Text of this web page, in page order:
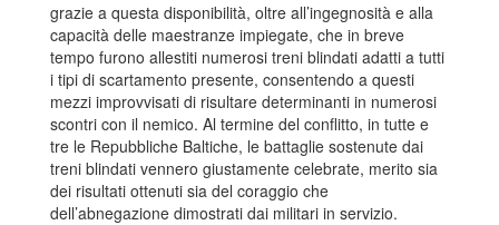
grazie a questa disponibilità, oltre all’ingegnosità e alla
capacità delle maestranze impiegate, che in breve
tempo furono allestiti numerosi treni blindati adatti a tutti
i tipi di scartamento presente, consentendo a questi
mezzi improvvisati di risultare determinanti in numerosi
scontri con il nemico. Al termine del conflitto, in tutte e
tre le Repubbliche Baltiche, le battaglie sostenute dai
treni blindati vennero giustamente celebrate, merito sia
dei risultati ottenuti sia del coraggio che
dell’abnegazione dimostrati dai militari in servizio.